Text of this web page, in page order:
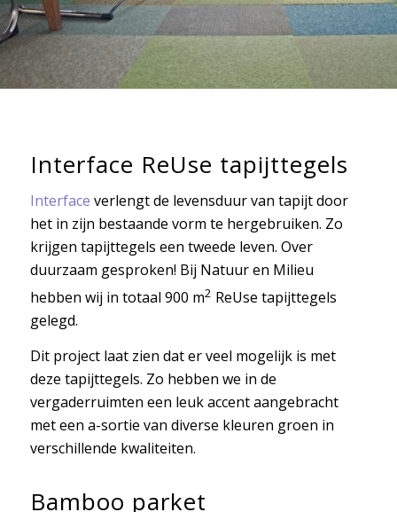
Interface ReUse tapijttegels
Interface verlengt de levensduur van tapijt door
het in zijn bestaande vorm te hergebruiken. Zo
krijgen tapijttegels een tweede leven. Over
duurzaam gesproken! Bij Natuur en Milieu
hebben wij in totaal 900 m2 ReUse tapijttegels
gelegd.
Dit project laat zien dat er veel mogelijk is met
deze tapijttegels. Zo hebben we in de
vergaderruimten een leuk accent aangebracht
met een a-sortie van diverse kleuren groen in
verschillende kwaliteiten.
Bamboo parket